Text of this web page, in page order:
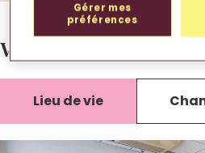
Votre EHPAD en images.
Lieu de vie
Gérer mes
préférences